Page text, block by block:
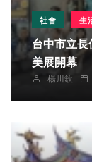
社會 生
台中市立
美展開幕
楊川欽